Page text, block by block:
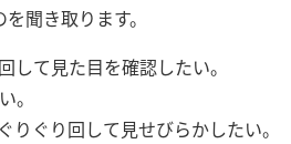
聞き取ります。
して見た目を確認したい。
。
りぐり回して見せびらかしたい。